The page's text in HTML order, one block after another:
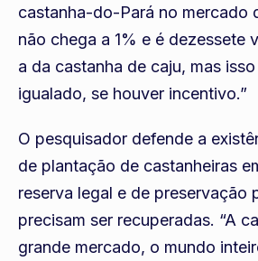
castanha-do-Pará no mercado
não chega a 1% e é dezessete
a da castanha de caju, mas
igualado, se houver incentivo.”
O pesquisador defende a
de plantação de castanheiras
reserva legal e de preservação
precisam ser recuperadas. “A
grande mercado, o mundo